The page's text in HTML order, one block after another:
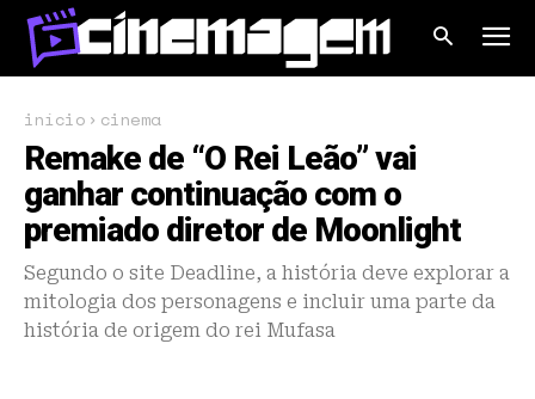
início cinema
Remake de “O Rei Leão” vai
ganhar continuação com o
premiado diretor de Moonlight
Segundo o site Deadline, a história deve explorar a
mitologia dos personagens e incluir uma parte da
história de origem do rei Mufasa